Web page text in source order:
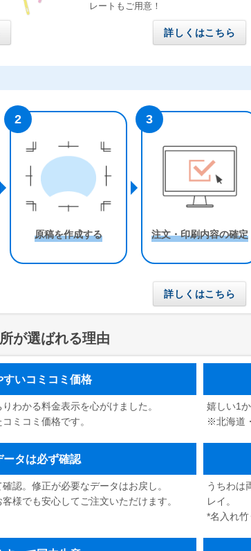
レートもご用意！
詳しくはこちら
原稿を作成する 注文・印刷内容の確定
詳しくはこちら
が選ばれる理由
すいコミコミ価格
わかる料金表示を心がけました。
ミコミ価格です。
嬉しい1
※北海道
ータは必ず確認
認。修正が必要なデータはお戻し。
様でも安心してご注文いただけます。
うちわは
レイ。
*名入れ竹